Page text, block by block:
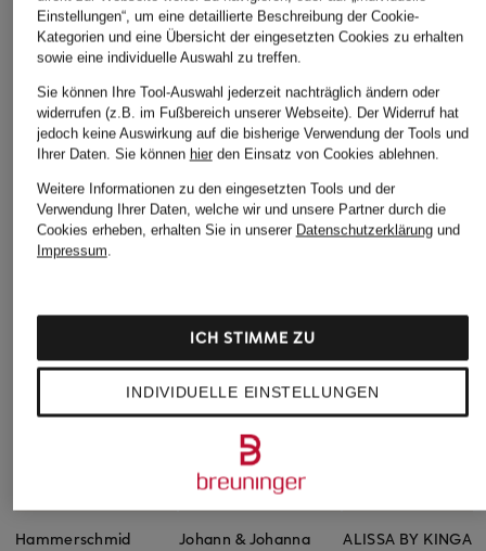
Hammerschmid
Johann & Johanna
ALISSA BY KINGA
Einstellungen“, um eine detaillierte Beschreibung der Cookie-
Kategorien und eine Übersicht der eingesetzten Cookies zu erhalten
sowie eine individuelle Auswahl zu treffen.
Sie können Ihre Tool-Auswahl jederzeit nachträglich ändern oder
widerrufen (z.B. im Fußbereich unserer Webseite). Der Widerruf hat
jedoch keine Auswirkung auf die bisherige Verwendung der Tools und
Ihrer Daten. Sie können hierden Einsatz von Cookies ablehnen.
Weitere Informationen zu den eingesetzten Tools und der
Verwendung Ihrer Daten, welche wir und unsere Partner durch die
Cookies erheben, erhalten Sie in unserer Datenschutzerklärungund
Impressum.
INDIVIDUELLE EINSTELLUNGEN
ICH STIMME ZU